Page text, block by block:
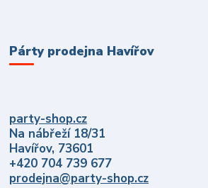
Párty prodejna Havířov
party-shop.cz
Na nábřeží 18/31
Havířov, 73601
+420 704 739 677
prodejna@party-shop.cz